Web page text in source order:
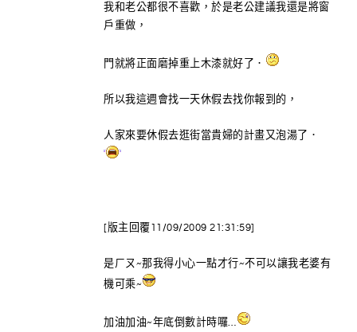
我和老公都很不喜歡，於是老公建議我還是將窗
戶重做，
門就將正面磨掉重上木漆就好了．
所以我這週會找一天休假去找你報到的，
人家來要休假去逛街當貴婦的計畫又泡湯了．
[版主回覆11/09/2009 21:31:59]
是ㄏㄡ~那我得小心一點才行~不可以讓我老婆有
機可乘~
加油加油~年底倒數計時囉…